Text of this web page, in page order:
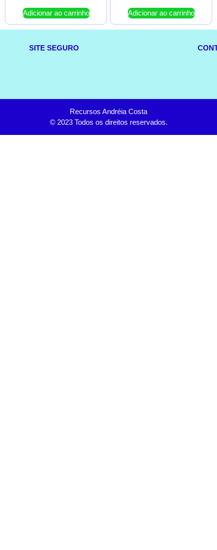
Adicionar ao carrinho Adicionar ao carrinho
SITE SEGURO
Recursos Andréia Costa
© 2023 Todos os direitos reservados.